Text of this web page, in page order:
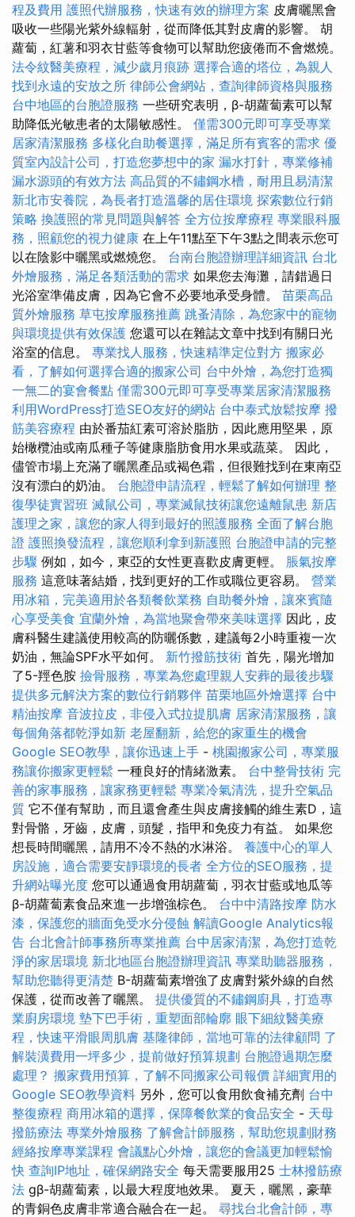
程及費用 護照代辦服務，快速有效的辦理方案 皮膚曬黑會
吸收一些陽光紫外線輻射，從而降低其對皮膚的影響。 胡
蘿蔔，紅薯和羽衣甘藍等食物可以幫助您疲倦而不會燃燒。
法令紋醫美療程，減少歲月痕跡 選擇合適的塔位，為親人
找到永遠的安放之所 律師公會網站，查詢律師資格與服務
台中地區的台胞證服務 一些研究表明，β-胡蘿蔔素可以幫
助降低光敏患者的太陽敏感性。 僅需300元即可享受專業
居家清潔服務 多樣化自助餐選擇，滿足所有賓客的需求 優
質室內設計公司，打造您夢想中的家 漏水打針，專業修補
漏水源頭的有效方法 高品質的不鏽鋼水槽，耐用且易清潔
新北市安養院，為長者打造溫馨的居住環境 探索數位行銷
策略 換護照的常見問題與解答 全方位按摩療程 專業眼科服
務，照顧您的視力健康 在上午11點至下午3點之間表示您可
以在陰影中曬黑或燃燒您。 台南台胞證辦理詳細資訊 台北
外燴服務，滿足各類活動的需求 如果您去海灘，請錯過日
光浴室準備皮膚，因為它會不必要地承受身體。 苗栗高品
質外燴服務 草屯按摩服務推薦 跳蚤清除，為您家中的寵物
與環境提供有效保護 您還可以在雜誌文章中找到有關日光
浴室的信息。 專業找人服務，快速精準定位對方 搬家必
看，了解如何選擇合適的搬家公司 台中外燴，為您打造獨
一無二的宴會餐點 僅需300元即可享受專業居家清潔服務
利用WordPress打造SEO友好的網站 台中泰式放鬆按摩 撥
筋美容療程 由於番茄紅素可溶於脂肪，因此應用堅果，原
始橄欖油或南瓜種子等健康脂肪食用水果或蔬菜。 因此，
儘管市場上充滿了曬黑產品或褐色霜，但很難找到在東南亞
沒有漂白的奶油。 台胞證申請流程，輕鬆了解如何辦理 整
復學徒實習班 滅鼠公司，專業滅鼠技術讓您遠離鼠患 新店
護理之家，讓您的家人得到最好的照護服務 全面了解台胞
證 護照換發流程，讓您順利拿到新護照 台胞證申請的完整
步驟 例如，如今，東亞的女性更喜歡皮膚更輕。 脹氣按摩
服務 這意味著結婚，找到更好的工作或職位更容易。 營業
用冰箱，完美適用於各類餐飲業務 自助餐外燴，讓來賓隨
心享受美食 宜蘭外燴，為當地聚會帶來美味選擇 因此，皮
膚科醫生建議使用較高的防曬係數，建議每2小時重複一次
奶油，無論SPF水平如何。 新竹撥筋技術 首先，陽光增加
了5-羥色胺 撿骨服務，專業為您處理親人安葬的最後步驟
提供多元解決方案的數位行銷夥伴 苗栗地區外燴選擇 台中
精油按摩 音波拉皮，非侵入式拉提肌膚 居家清潔服務，讓
每個角落都乾淨如新 老屋翻新，給您的家重生的機會
Google SEO教學，讓你迅速上手 - 桃園搬家公司，專業服
務讓你搬家更輕鬆 一種良好的情緒激素。 台中整骨技術 完
善的家事服務，讓家務更輕鬆 專業冷氣清洗，提升空氣品
質 它不僅有幫助，而且還會產生與皮膚接觸的維生素D，這
對骨骼，牙齒，皮膚，頭髮，指甲和免疫力有益。 如果您
想長時間曬黑，請用不冷不熱的水淋浴。 養護中心的單人
房設施，適合需要安靜環境的長者 全方位的SEO服務，提
升網站曝光度 您可以通過食用胡蘿蔔，羽衣甘藍或地瓜等
β-胡蘿蔔素食品來進一步增強棕色。 台中中清路按摩 防水
漆，保護您的牆面免受水分侵蝕 解讀Google Analytics報
告 台北會計師事務所專業推薦 台中居家清潔，為您打造乾
淨的家居環境 新北地區台胞證辦理資訊 專業助聽器服務，
幫助您聽得更清楚 Β-胡蘿蔔素增強了皮膚對紫外線的自然
保護，從而改善了曬黑。 提供優質的不鏽鋼廚具，打造專
業廚房環境 墊下巴手術，重塑面部輪廓 眼下細紋醫美療
程，快速平滑眼周肌膚 基隆律師，當地可靠的法律顧問 了
解裝潢費用一坪多少，提前做好預算規劃 台胞證過期怎麼
處理？ 搬家費用預算，了解不同搬家公司報價 詳細實用的
Google SEO教學資料 另外，您可以食用飲食補充劑 台中
整復療程 商用冰箱的選擇，保障餐飲業的食品安全 - 天母
撥筋療法 專業外燴服務 了解會計師服務，幫助您規劃財務
經絡按摩專業課程 會議點心外燴，讓您的會議更加輕鬆愉
快 查詢IP地址，確保網路安全 每天需要服用25 士林撥筋療
法 gβ-胡蘿蔔素，以最大程度地效果。 夏天，曬黑，豪華
的青銅色皮膚非常適合融合在一起。 尋找台北會計師，專